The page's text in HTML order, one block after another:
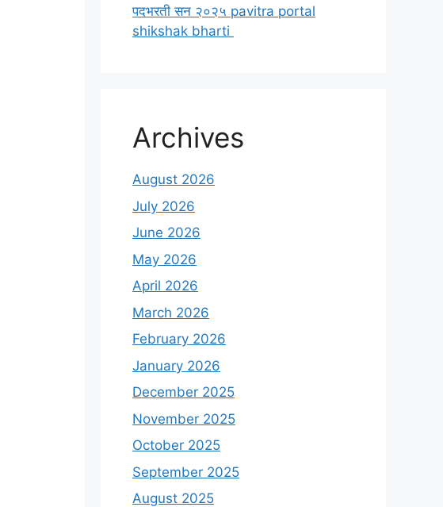
पदभरती सन २०२५ pavitra portal
shikshak bharti
Archives
August 2026
July 2026
June 2026
May 2026
April 2026
March 2026
February 2026
January 2026
December 2025
November 2025
October 2025
September 2025
August 2025